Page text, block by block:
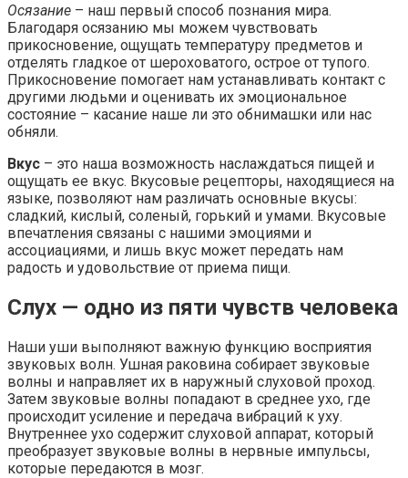
Осязание – наш первый способ познания мира.
Благодаря осязанию мы можем чувствовать
прикосновение, ощущать температуру предметов и
отделять гладкое от шероховатого, острое от тупого.
Прикосновение помогает нам устанавливать контакт с
другими людьми и оценивать их эмоциональное
состояние – касание наше ли это обнимашки или нас
обняли.
Вкус – это наша возможность наслаждаться пищей и
ощущать ее вкус. Вкусовые рецепторы, находящиеся на
языке, позволяют нам различать основные вкусы:
сладкий, кислый, соленый, горький и умами. Вкусовые
впечатления связаны с нашими эмоциями и
ассоциациями, и лишь вкус может передать нам
радость и удовольствие от приема пищи.
Слух — одно из пяти чувств человека
Наши уши выполняют важную функцию восприятия
звуковых волн. Ушная раковина собирает звуковые
волны и направляет их в наружный слуховой проход.
Затем звуковые волны попадают в среднее ухо, где
происходит усиление и передача вибраций к уху.
Внутреннее ухо содержит слуховой аппарат, который
преобразует звуковые волны в нервные импульсы,
которые передаются в мозг.